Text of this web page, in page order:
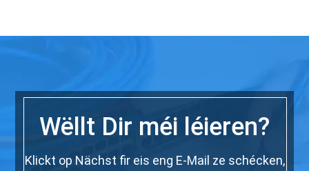
Wëllt Dir méi léieren?
Klickt op Nächst fir eis eng E-Mail ze schécken,